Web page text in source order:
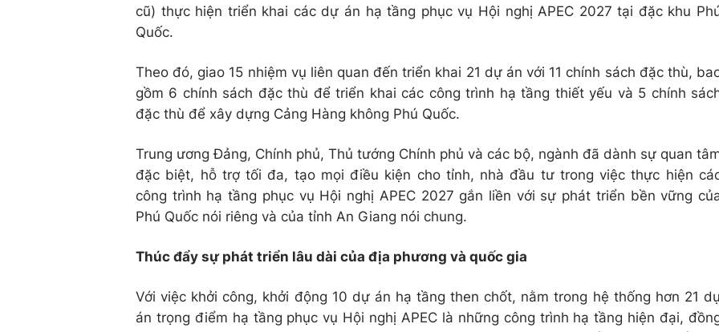
cũ) thực hiện triển khai các dự án hạ tầng phục vụ Hội nghị APEC 2027 tại đặc khu
Quốc.
Theo đó, giao 15 nhiệm vụ liên quan đến triển khai 21 dự án với 11 chính sách đặc thù,
gồm 6 chính sách đặc thù để triển khai các công trình hạ tầng thiết yếu và 5 chính
đặc thù để xây dựng Cảng Hàng không Phú Quốc.
Trung ương Đảng, Chính phủ, Thủ tướng Chính phủ và các bộ, ngành đã dành sự quan
đặc biệt, hỗ trợ tối đa, tạo mọi điều kiện cho tỉnh, nhà đầu tư trong việc thực hiện
công trình hạ tầng phục vụ Hội nghị APEC 2027 gắn liền với sự phát triển bền vững
Phú Quốc nói riêng và của tỉnh An Giang nói chung.
Thúc đẩy sự phát triển lâu dài của địa phương và quốc gia
Với việc khởi công, khởi động 10 dự án hạ tầng then chốt, nằm trong hệ thống hơn 21
án trọng điểm hạ tầng phục vụ Hội nghị APEC là những công trình hạ tầng hiện đại,